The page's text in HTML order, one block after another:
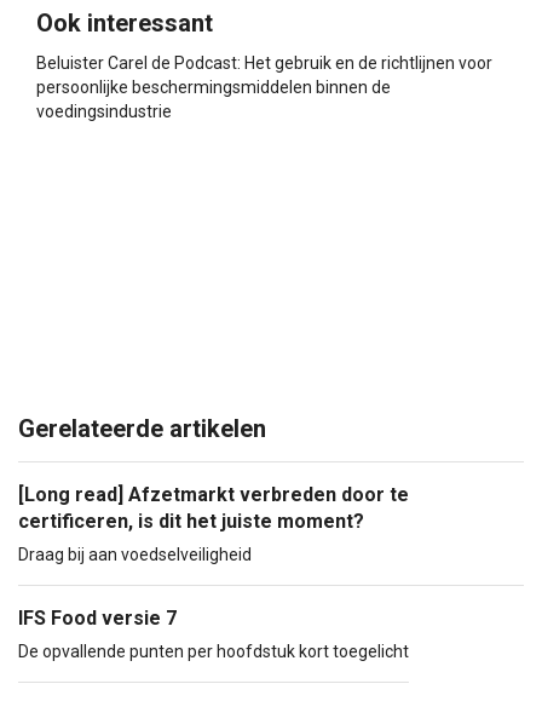
Ook interessant
Beluister Carel de Podcast: Het gebruik en de richtlijnen voor
persoonlijke beschermingsmiddelen binnen de
voedingsindustrie
Gerelateerde artikelen
[Long read] Afzetmarkt verbreden door te
certificeren, is dit het juiste moment?
Draag bij aan voedselveiligheid
IFS Food versie 7
De opvallende punten per hoofdstuk kort toegelicht